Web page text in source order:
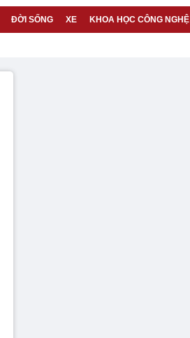
ĐỜI SỐNG XE KHOA HỌC CÔNG NGHỆ